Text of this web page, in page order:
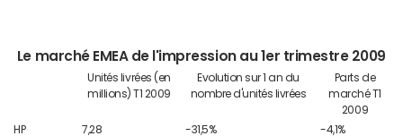
Le marché EMEA de l'impression au 1er trimestre 2009
Unités livrées (en
millions) T1 2009
Evolution sur 1 an du
nombre d'unités livrées
Parts de
marché T1
2009
HP 7,28 -31,5%
-4,1%